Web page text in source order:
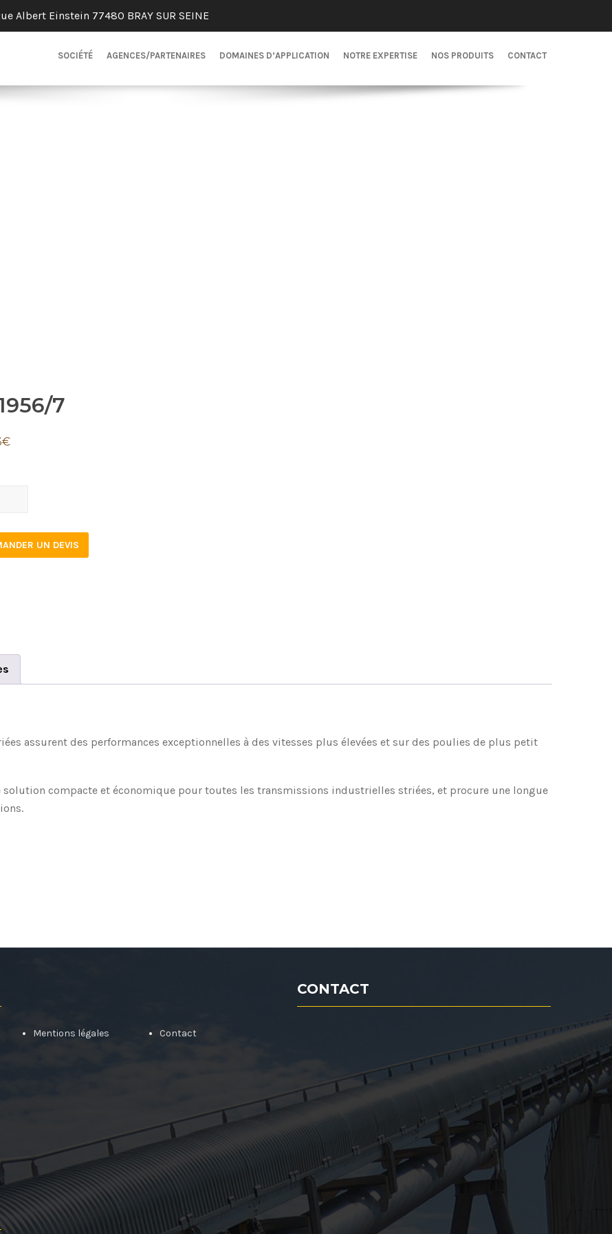
Albert Einstein 77480 BRAY SUR SEINE
SOCIÉTÉ AGENCES/PARTENAIRES DOMAINES D’APPLICATION NOTRE EXPERTISE NOS PRODUITS CONTACT
7
€
7
UN DEVIS
assurent des performances exceptionnelles à des vitesses plus élevées et sur des poulies de plus petit
compacte et économique pour toutes les transmissions industrielles striées, et procure une longue
Mentions légales Contact
CONTACT